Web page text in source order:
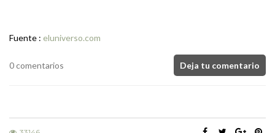
Fuente : eluniverso.com
0 comentarios Deja tu comentario